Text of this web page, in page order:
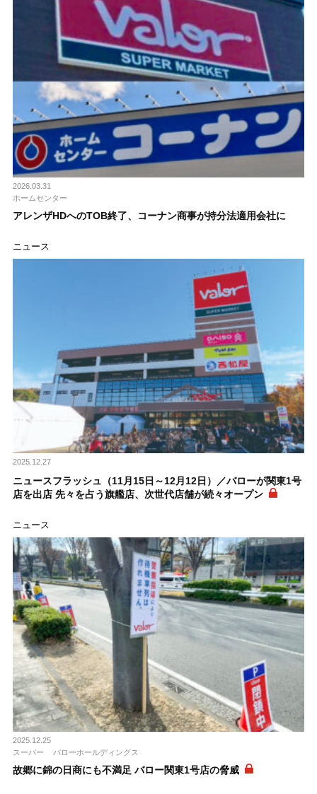
2026.03.31
ホームセンター
アレンザHDへのTOB終了、コーナン商事が持分法適用会社に
ニュース
2025.12.27
ニュースフラッシュ（11月15日～12月12日）／バローが関東1号
店を出店 先々を占う旗艦店、次世代店舗が続々オープン
ニュース
2025.12.25
スーパー
バローホールディングス
故郷に錦の日商にも不満足 バロー関東1号店の脅威